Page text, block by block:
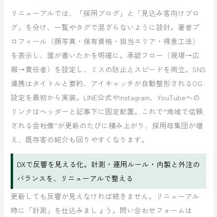
リニューアルでは、「採用ブログ」と「見込み客向けブロ
グ」を分け、一覧やタグで混ざらないように設計。著者プ
ロフィール（顔写真・保有資格・担当エリア・得意工法）
を表示し、誰が書いたかを明確に。承認フロー（現場→広
報→責任者）を設定し、ミスの防止とスピードを両立。SNS
連携はタイトルと要約、アイキャッチが自動整形されるOG
設定を最初から実装。LINE公式やInstagram、YouTubeへの
リンクはヘッダーと記事下に固定配置。これで“地域で信頼
される会社像”が更新のたびに積み上がり、採用母集団が増
え、既存客の紹介も回りやすくなります。
DXで反響を見える化。計測・運用ルール・内製と外注の
バランスを、リニューアルで整える
更新しても反響が見えなければ続きません。リニューアル
時に「計測」を仕込みましょう。問い合わせフォームは